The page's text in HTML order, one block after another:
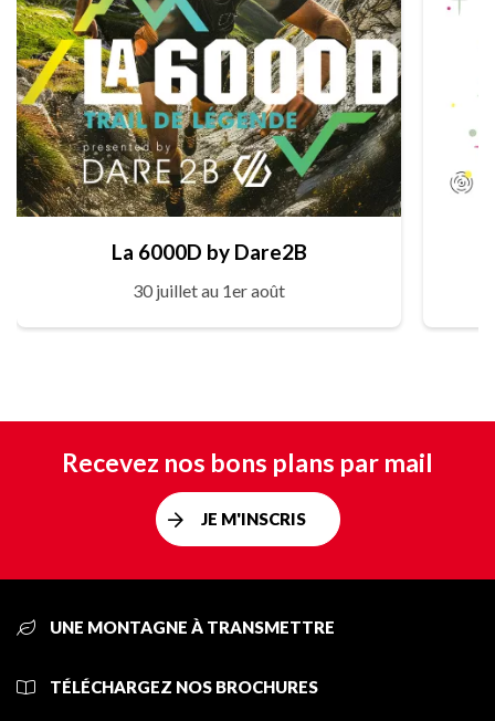
La 6000D by Dare2B
30 juillet au 1er août
Recevez nos bons plans par mail
JE M'INSCRIS
UNE MONTAGNE À TRANSMETTRE
TÉLÉCHARGEZ NOS BROCHURES